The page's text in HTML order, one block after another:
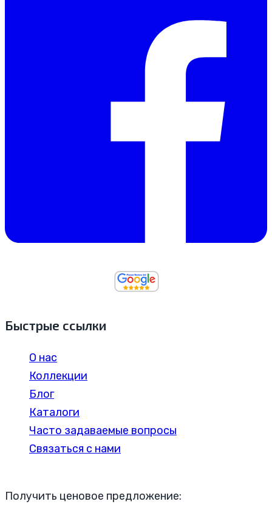
Быстрые ссылки
О нас
Коллекции
Блог
Каталоги
Часто задаваемые вопросы
Связаться с нами
Получить ценовое предложение: